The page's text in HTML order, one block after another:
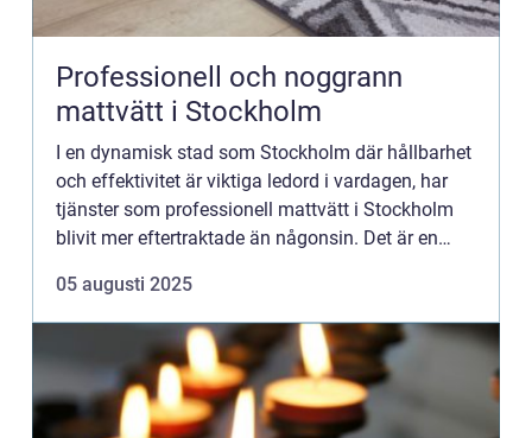
Professionell och noggrann
mattvätt i Stockholm
I en dynamisk stad som Stockholm där hållbarhet
och effektivitet är viktiga ledord i vardagen, har
tjänster som professionell mattvätt i Stockholm
blivit mer eftertraktade än någonsin. Det är en
05 augusti 2025